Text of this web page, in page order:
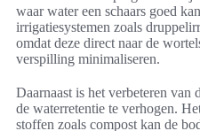
waar water een schaars goed
irrigatiesystemen zoals
omdat deze direct naar de
verspilling minimaliseren.
Daarnaast is het verbeteren van
de waterretentie te verhogen.
stoffen zoals compost kan de